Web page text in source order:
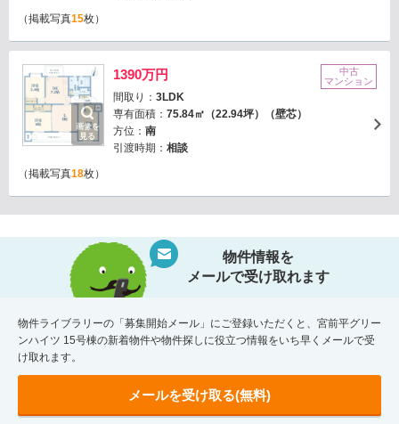
（掲載写真15枚）
画像を
見る
1390万円
間取り： 3LDK
専有面積： 75.84㎡（22.94坪）（壁芯）
方位： 南
引渡時期： 相談
中古
マンション
（掲載写真18枚）
物件情報を
メールで受け取れます
物件ライブラリーの「募集開始メール」にご登録いただくと、宮前平グリー
ンハイツ 15号棟の新着物件や物件探しに役立つ情報をいち早くメールで受
け取れます。
メールを受け取る(無料)